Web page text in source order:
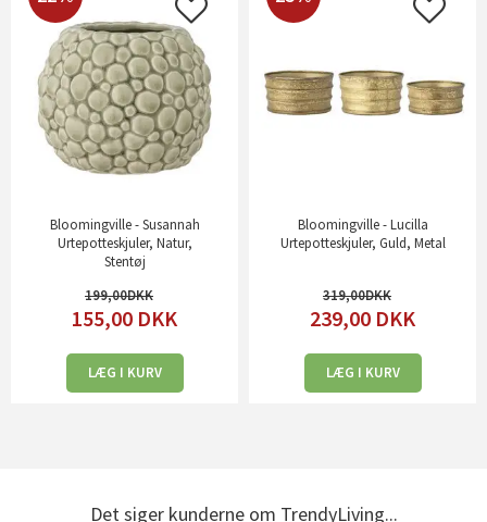
Bloomingville - Susannah
Urtepotteskjuler, Natur,
Stentøj
199,00
155,00 DKK
LÆG I KURV
Bloomingville - Lucilla
Urtepotteskjuler, Guld, Metal
319,00
239,00 DKK
LÆG I KURV
Det siger kunderne om TrendyLiving...